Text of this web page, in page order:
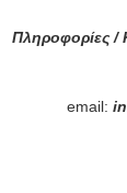
Πληροφορίες /
email: